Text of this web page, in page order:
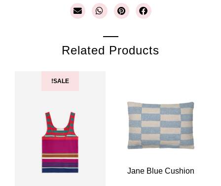
Related Products
Jane Blue Cushion
SALE!